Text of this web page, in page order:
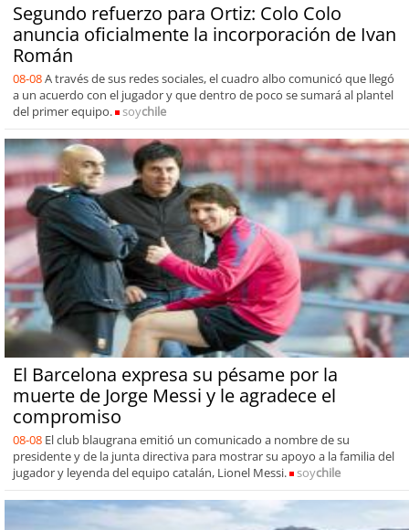
Segundo refuerzo para Ortiz: Colo Colo
anuncia oficialmente la incorporación de Ivan
Román
08-08A través de sus redes sociales, el cuadro albo comunicó que llegó
a un acuerdo con el jugador y que dentro de poco se sumará al plantel
del primer equipo.
soychile
El Barcelona expresa su pésame por la
muerte de Jorge Messi y le agradece el
compromiso
08-08 El club blaugrana emitió un comunicado a nombre de su
presidente y de la junta directiva para mostrar su apoyo a la familia del
jugador y leyenda del equipo catalán, Lionel Messi.
soychile